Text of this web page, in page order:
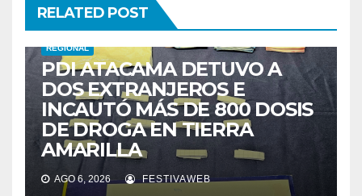
RELATED POST
REGIONAL
PDI ATACAMA DETUVO A
DOS EXTRANJEROS E
INCAUTÓ MÁS DE 800 DOSIS
DE DROGA EN TIERRA
AMARILLA
AGO 6, 2026 FESTIVAWEB